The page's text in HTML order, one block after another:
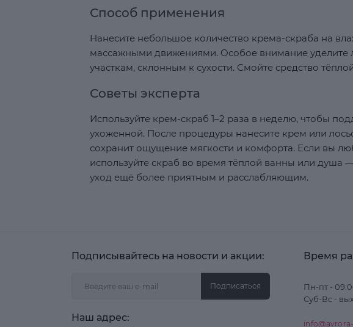
Способ применения
Нанесите небольшое количество крема-скраба на
массажными движениями. Особое внимание уделите
участкам, склонным к сухости. Смойте средство
Советы эксперта
Используйте крем-скраб 1–2 раза в неделю, чтобы
ухоженной. После процедуры нанесите крем или
сохранит ощущение мягкости и комфорта. Если вы
используйте скраб во время тёплой ванны или душа
уход ещё более приятным и расслабляющим.
Подписывайтесь на новости и акции:
Подписаться
Наш адрес:
Время
Пн-пт -
Суб-Вс -